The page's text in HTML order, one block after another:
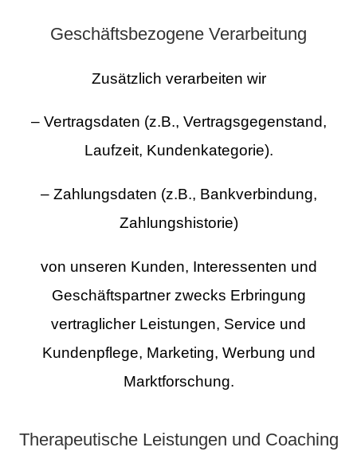
Geschäftsbezogene Verarbeitung
Zusätzlich verarbeiten wir
– Vertragsdaten (z.B., Vertragsgegenstand,
Laufzeit, Kundenkategorie).
– Zahlungsdaten (z.B., Bankverbindung,
Zahlungshistorie)
von unseren Kunden, Interessenten und
Geschäftspartner zwecks Erbringung
vertraglicher Leistungen, Service und
Kundenpflege, Marketing, Werbung und
Marktforschung.
Therapeutische Leistungen und Coaching